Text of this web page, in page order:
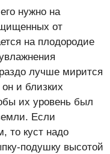
нужно на
от
на плодородие
лучше мирится
и близких
их уровень был
Если
то куст надо
подушку высотой